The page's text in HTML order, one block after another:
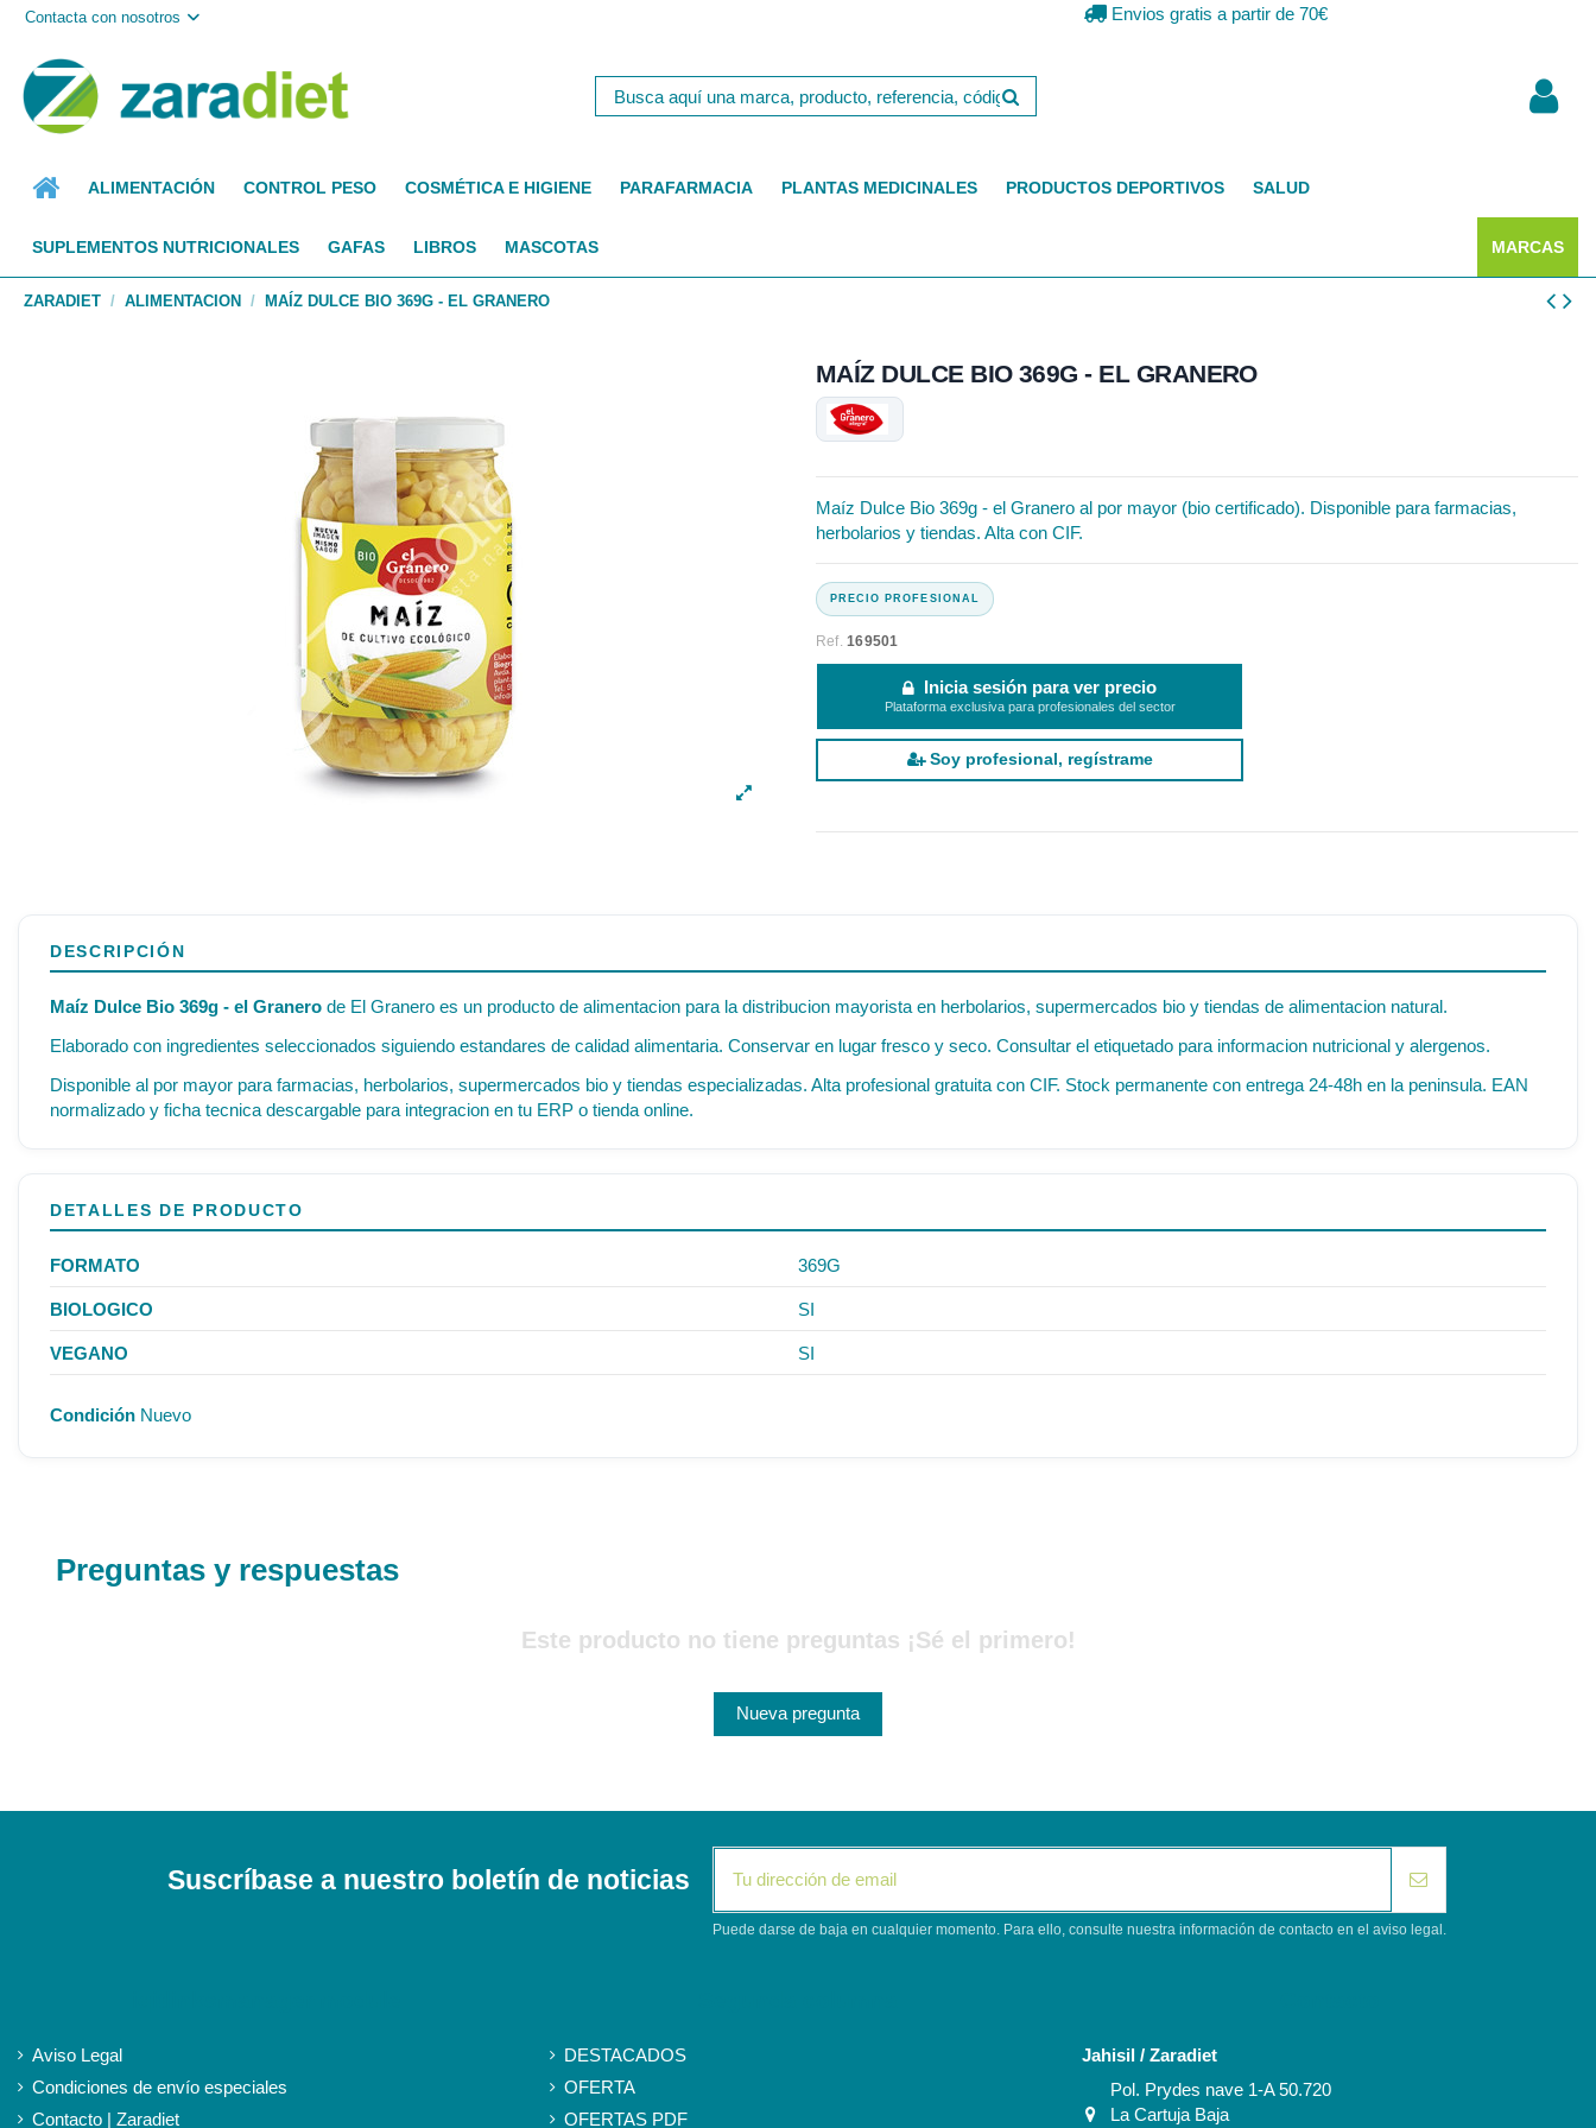
Contacta con nosotros Envios gratis a partir de 70€
ALIMENTACIÓN CONTROL PESO COSMÉTICA E HIGIENE PARAFARMACIA PLANTAS MEDICINALES PRODUCTOS DEPORTIVOS SALUD
SUPLEMENTOS NUTRICIONALES GAFAS LIBROS MASCOTAS MARCAS
ZARADIET ALIMENTACION MAÍZ DULCE BIO 369G - EL GRANERO
MAÍZ DULCE BIO 369G - EL GRANERO
Maíz Dulce Bio 369g - el Granero al por mayor (bio certificado). Disponible para farmacias,
herbolarios y tiendas. Alta con CIF.
Ref.169501
Inicia sesión para ver precio
Plataforma exclusiva para profesionales del sector
Soy profesional, regístrame
DESCRIPCIÓN
Maíz Dulce Bio 369g - el Granero de El Granero es un producto de alimentacion para la distribucion mayorista en herbolarios, supermercados bio y tiendas de alimentacion natural.
Elaborado con ingredientes seleccionados siguiendo estandares de calidad alimentaria. Conservar en lugar fresco y seco. Consultar el etiquetado para informacion nutricional y alergenos.
Disponible al por mayor para farmacias, herbolarios, supermercados bio y tiendas especializadas. Alta profesional gratuita con CIF. Stock permanente con entrega 24-48h en la peninsula. EAN
normalizado y ficha tecnica descargable para integracion en tu ERP o tienda online.
DETALLES DE PRODUCTO
FORMATO 369G
BIOLOGICO SI
VEGANO SI
Condición Nuevo
Preguntas y respuestas
Este producto no tiene preguntas ¡Sé el primero!
Nueva pregunta
Suscríbase a nuestro boletín de noticias
Puede darse de baja en cualquier momento. Para ello, consulte nuestra información de contacto en el aviso legal.
Aviso Legal
Condiciones de envío especiales
Contacto | Zaradiet
DESTACADOS
OFERTA
OFERTAS PDF
Jahisil / Zaradiet
Pol. Prydes nave 1-A 50.720
La Cartuja Baja